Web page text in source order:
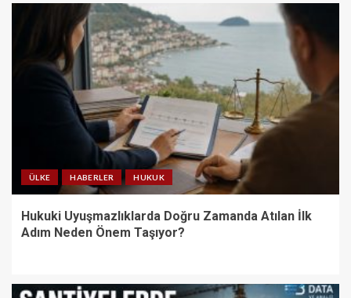
ÜLKE HABERLER HUKUK
Hukuki Uyuşmazlıklarda Doğru Zamanda Atılan İlk
Adım Neden Önem Taşıyor?